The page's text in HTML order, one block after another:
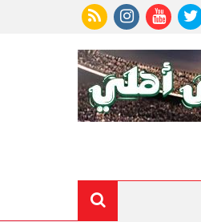
لتسجيل الرغبات للمرحلة